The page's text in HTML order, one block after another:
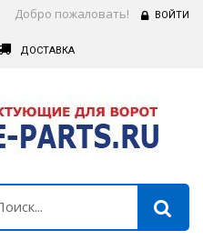
Добро пожаловать! ВОЙТИ
ДОСТАВКА